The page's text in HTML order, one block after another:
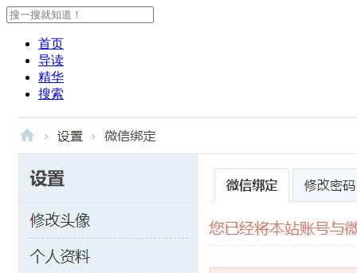
首页
导读
精华
搜索